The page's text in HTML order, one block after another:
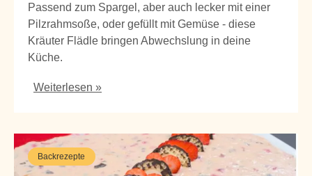
Passend zum Spargel, aber auch lecker mit einer
Pilzrahmsoße, oder gefüllt mit Gemüse - diese
Kräuter Flädle bringen Abwechslung in deine
Küche.
Weiterlesen »
Backrezepte